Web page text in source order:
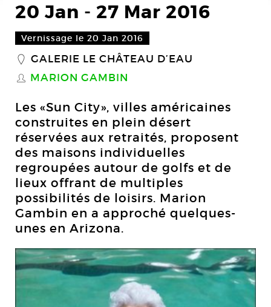
20 Jan - 27 Mar 2016
Vernissage le 20 Jan 2016
_ GALERIE LE CHÂTEAU D’EAU
S MARION GAMBIN
Les «Sun City», villes américaines
construites en plein désert
réservées aux retraités, proposent
des maisons individuelles
regroupées autour de golfs et de
lieux offrant de multiples
possibilités de loisirs. Marion
Gambin en a approché quelques-
unes en Arizona.